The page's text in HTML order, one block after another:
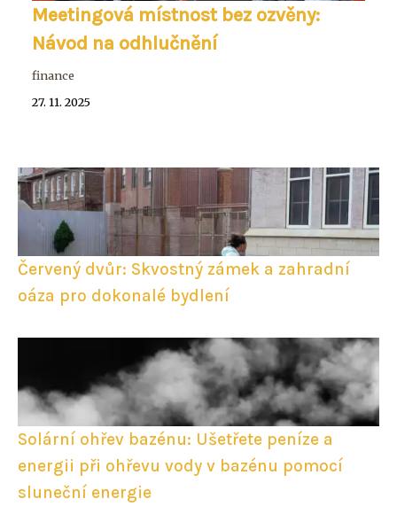
Meetingová místnost bez ozvěny:
Návod na odhlučnění
finance
27. 11. 2025
Červený dvůr: Skvostný zámek a zahradní
oáza pro dokonalé bydlení
Solární ohřev bazénu: Ušetřete peníze a
energii při ohřevu vody v bazénu pomocí
sluneční energie